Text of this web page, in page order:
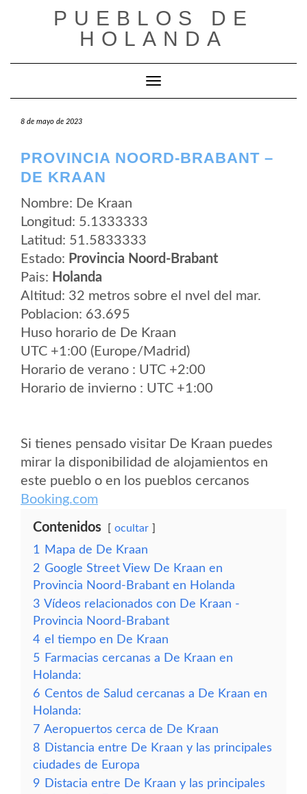
PUEBLOS DE
HOLANDA
Cambiar modo de navegación
8 de mayo de 2023
PROVINCIA NOORD-BRABANT –
DE KRAAN
Nombre: De Kraan
Longitud: 5.1333333
Latitud: 51.5833333
Estado: Provincia Noord-Brabant
Pais: Holanda
Altitud: 32 metros sobre el nvel del mar.
Poblacion: 63.695
Huso horario de De Kraan
UTC +1:00 (Europe/Madrid)
Horario de verano : UTC +2:00
Horario de invierno : UTC +1:00
Si tienes pensado visitar De Kraan puedes
mirar la disponibilidad de alojamientos en
este pueblo o en los pueblos cercanos
Booking.com
Contenidos ocultar
1
Mapa de De Kraan
2 Google Street View De Kraan en
Provincia Noord-Brabant en Holanda
3 Vídeos relacionados con De Kraan -
Provincia Noord-Brabant
4 el tiempo en De Kraan
5 Farmacias cercanas a De Kraan en
Holanda:
6 Centos de Salud cercanas a De Kraan en
Holanda:
7 Aeropuertos cerca de De Kraan
8 Distancia entre De Kraan y las principales
ciudades de Europa
9 Distacia entre De Kraan y las principales